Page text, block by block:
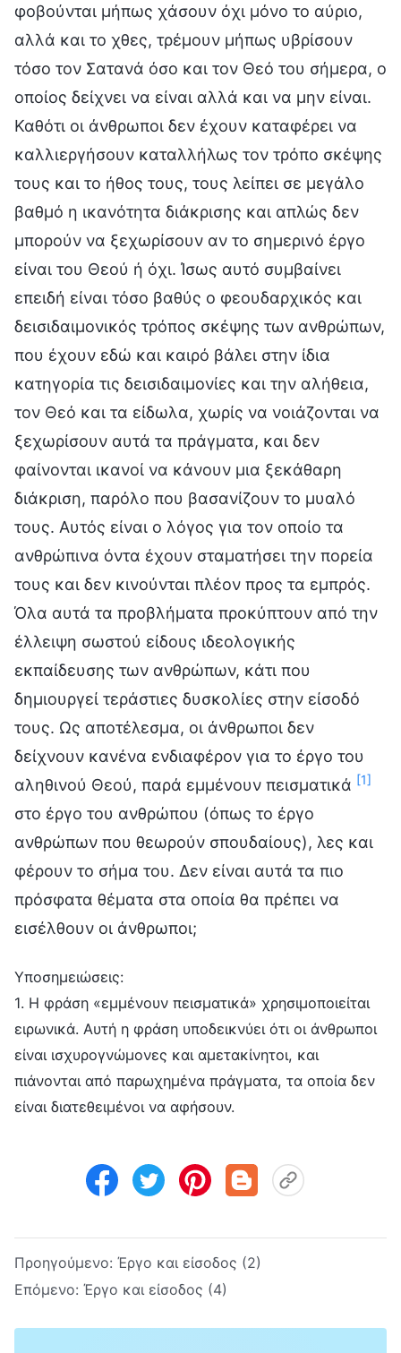
φοβούνται μήπως χάσουν όχι μόνο το αύριο,
αλλά και το χθες, τρέμουν μήπως υβρίσουν
τόσο τον Σατανά όσο και τον Θεό του σήμερα, ο
οποίος δείχνει να είναι αλλά και να μην είναι.
Καθότι οι άνθρωποι δεν έχουν καταφέρει να
καλλιεργήσουν καταλλήλως τον τρόπο σκέψης
τους και το ήθος τους, τους λείπει σε μεγάλο
βαθμό η ικανότητα διάκρισης και απλώς δεν
μπορούν να ξεχωρίσουν αν το σημερινό έργο
είναι του Θεού ή όχι. Ίσως αυτό συμβαίνει
επειδή είναι τόσο βαθύς ο φεουδαρχικός και
δεισιδαιμονικός τρόπος σκέψης των ανθρώπων,
που έχουν εδώ και καιρό βάλει στην ίδια
κατηγορία τις δεισιδαιμονίες και την αλήθεια,
τον Θεό και τα είδωλα, χωρίς να νοιάζονται να
ξεχωρίσουν αυτά τα πράγματα, και δεν
φαίνονται ικανοί να κάνουν μια ξεκάθαρη
διάκριση, παρόλο που βασανίζουν το μυαλό
τους. Αυτός είναι ο λόγος για τον οποίο τα
ανθρώπινα όντα έχουν σταματήσει την πορεία
τους και δεν κινούνται πλέον προς τα εμπρός.
Όλα αυτά τα προβλήματα προκύπτουν από την
έλλειψη σωστού είδους ιδεολογικής
εκπαίδευσης των ανθρώπων, κάτι που
δημιουργεί τεράστιες δυσκολίες στην είσοδό
τους. Ως αποτέλεσμα, οι άνθρωποι δεν
δείχνουν κανένα ενδιαφέρον για το έργο του
αληθινού Θεού, παρά εμμένουν πεισματικά [1]
στο έργο του ανθρώπου (όπως το έργο
ανθρώπων που θεωρούν σπουδαίους), λες και
φέρουν το σήμα του. Δεν είναι αυτά τα πιο
πρόσφατα θέματα στα οποία θα πρέπει να
εισέλθουν οι άνθρωποι;
Υποσημειώσεις:
1. Η φράση «εμμένουν πεισματικά» χρησιμοποιείται
ειρωνικά. Αυτή η φράση υποδεικνύει ότι οι άνθρωποι
είναι ισχυρογνώμονες και αμετακίνητοι, και
πιάνονται από παρωχημένα πράγματα, τα οποία δεν
είναι διατεθειμένοι να αφήσουν.
Προηγούμενο: Έργο και είσοδος (2)
Επόμενο: Έργο και είσοδος (4)